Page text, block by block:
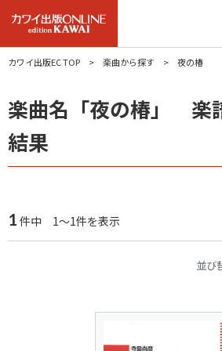
カワイ出版EC TOP 楽曲から探す 夜の椿
楽曲名「夜の椿」 楽
結果
1 件中 1～1件を表示
並び